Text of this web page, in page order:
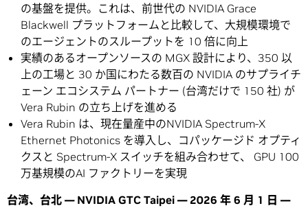
の基盤を提供。これは、前世代の NVIDIA Grace
Blackwell プラットフォームと比較して、大規模環境で
のエージェントのスループットを 10 倍に向上
実績のあるオープンソースの MGX 設計により、350 以
上の工場と 30 か国にわたる数百の NVIDIA のサプライチ
ェーン エコシステム パートナー (台湾だけで 150 社) が
Vera Rubin の立ち上げを進める
Vera Rubin は、現在量産中のNVIDIA Spectrum-X
Ethernet Photonics を導入し、コパッケージド オプティ
クスと Spectrum-X スイッチを組み合わせて、 GPU 100
万基規模のAI ファクトリーを実現
台湾、台北 — NVIDIA GTC Taipei — 2026 年 6 月 1 日 —